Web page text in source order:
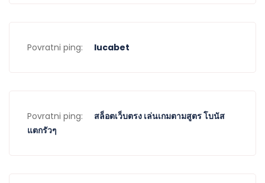
Povratni ping: lucabet
Povratni ping:
สล็อตเว็บตรง เล่นเกมตามสูตร โบนัส
แตกรัวๆ